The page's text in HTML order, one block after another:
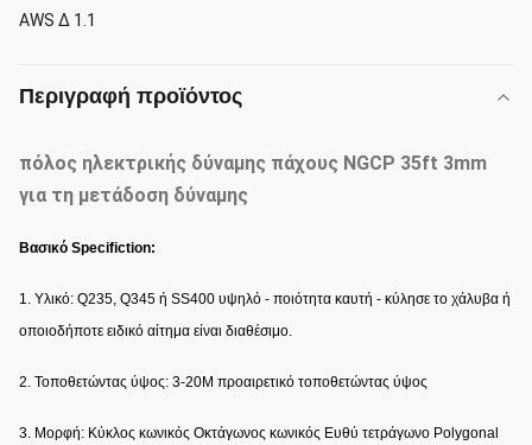
AWS Δ 1.1
Περιγραφή προϊόντος
πόλος ηλεκτρικής δύναμης πάχους NGCP 35ft 3mm
για τη μετάδοση δύναμης
Βασικό Specifiction:
1. Υλικό: Q235, Q345 ή SS400 υψηλό - ποιότητα καυτή - κύλησε το χάλυβα ή
οποιοδήποτε ειδικό αίτημα είναι διαθέσιμο.
2. Τοποθετώντας ύψος: 3-20M προαιρετικό τοποθετώντας ύψος
3. Μορφή: Κύκλος κωνικός Οκτάγωνος κωνικός Ευθύ τετράγωνο Polygonal